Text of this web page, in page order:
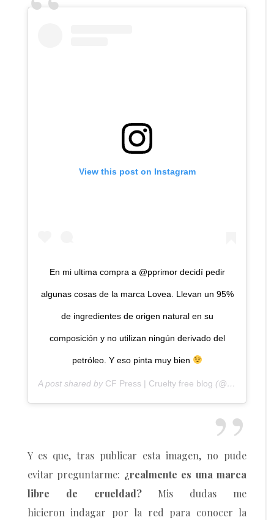
View this post on Instagram
En mi ultima compra a @pprimor decidí pedir
algunas cosas de la marca Lovea. Llevan un 95%
de ingredientes de origen natural en su
composición y no utilizan ningún derivado del
petróleo. Y eso pinta muy bien
A post shared by CF Press | Cruelty free blog (@crueltyfreepress) on
Y es que, tras publicar esta imagen, no pude
evitar preguntarme: ¿realmente es una marca
libre de crueldad?Mis dudas me
hicieron indagar por la red para conocer la